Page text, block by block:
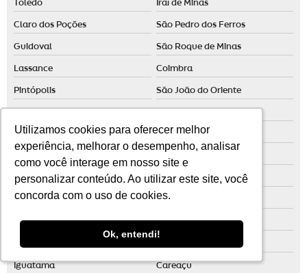
Utilizamos cookies para oferecer melhor
experiência, melhorar o desempenho, analisar
como você interage em nosso site e
personalizar conteúdo. Ao utilizar este site, você
concorda com o uso de cookies.
Ok, entendi!
Utilizamos cookies para oferecer melhor
experiência, melhorar o desempenho, analisar
como você interage em nosso site e
personalizar conteúdo. Ao utilizar este site, você
concorda com o uso de cookies.
Ok, entendi!
Toledo Iraí de Minas
Claro dos Poções São Pedro dos Ferros
Guidoval São Roque de Minas
Lassance Coimbra
Pintópolis São João do Oriente
Ijaci Imbé de Minas
Varjão de Minas
Serra dos Aimorés Alfredo Vasconcelos
São Thomé das Letras Alpercata
Montezuma Riachinho
Dionísio
Iguatama Careaçu